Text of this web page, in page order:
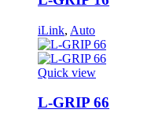
iLink, Auto
Quick view
L-GRIP 66